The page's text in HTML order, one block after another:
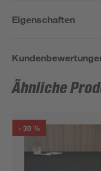
Eigenschaften
Ähnliche
- 30 %